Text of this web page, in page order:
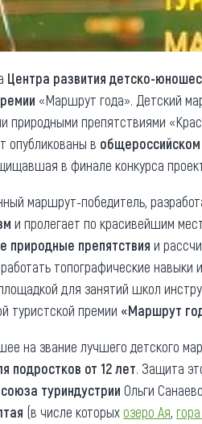
Центра развития детско-
«Маршрут года». Детский
природными препятствиями
опубликованы в
в финале конкурса
маршрут-победитель,
и пролегает по красивейшим
природные препятствия и
топографические
для занятий школ
туристской премии «Маршрут
на звание лучшего детского
подростков от 12 лет. Защита
туриндустрии Ольги
(в числе которыхозеро Ая,